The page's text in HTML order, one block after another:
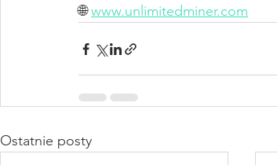
🌐 www.unlimitedminer.com
Ostatnie posty